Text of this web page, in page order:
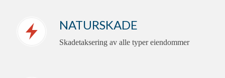
NATURSKADE
Skadetaksering av alle typer eiendommer